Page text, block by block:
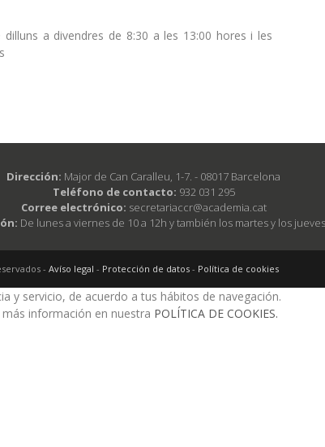
a divendres de 8:30 a les 13:00 hores i les
Dirección: Major de Can Caralleu, 1-7. - 08017 Barcelona
Teléfono de contacto: 932 031 295
Corree electrónico: secretariaccr@academia.cat
De lunes a viernes de 10 a 12h y también los martes y los
-Avíso legal - Protección de datos - Política de cookies
y servicio, de acuerdo a tus hábitos de navegación.
información en nuestra POLÍTICA DE COOKIES.